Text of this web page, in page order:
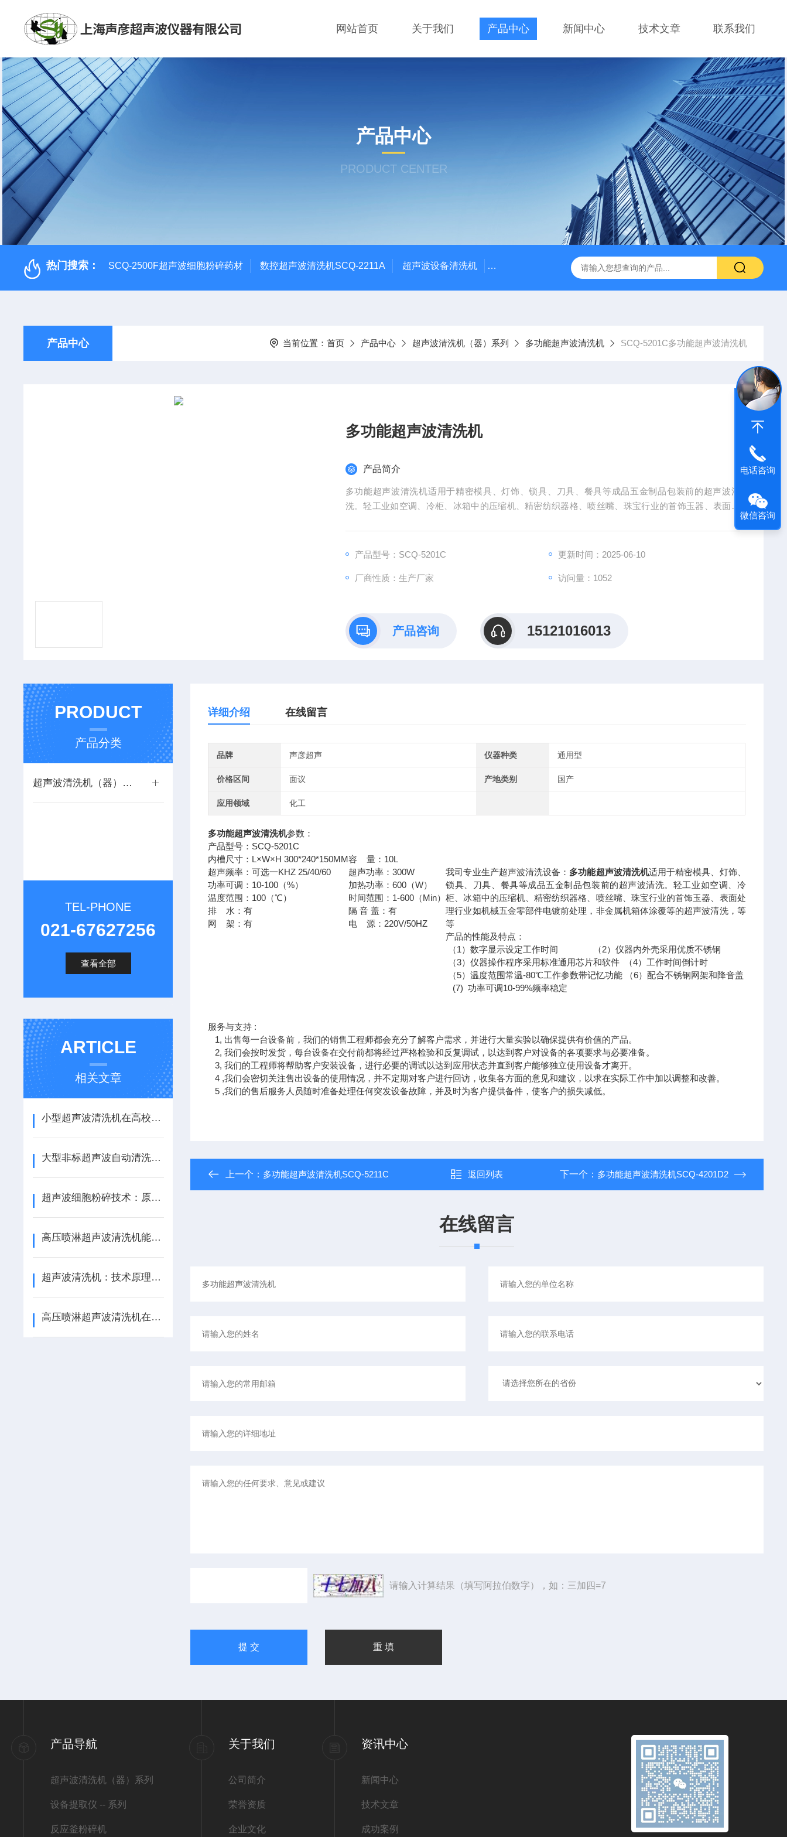
网站首页 关于我们 产品中心 新闻中心 技术文章 联系我们
产品中心
PRODUCT CENTER
热门搜索： SCQ-2500F超声波细胞粉碎药材 数控超声波清洗机SCQ-2211A 超声波设备清洗机 数控超声波清洗机1001A 数控超声波清洗机SCQ-250B1 SCQ-
产品中心 当前位置： 首页 产品中心 超声波清洗机（器）系列 多功能超声波清洗机 SCQ-5201C多功能超声波清洗机
多功能超声波清洗机
产品简介
多功能超声波清洗机适用于精密模具、灯饰、锁具、刀具、餐具等成品五金制品包装前的超声波清
洗。轻工业如空调、冷柜、冰箱中的压缩机、精密纺织器格、喷丝嘴、珠宝行业的首饰玉器、表面处
产品型号：SCQ-5201C 更新时间：2025-06-10
厂商性质：生产厂家 访问量：1052
产品咨询 15121016013
PRODUCT
产品分类
超声波清洗机（器）系列
TEL-PHONE
021-67627256
查看全部
ARTICLE
相关文章
小型超声波清洗机在高校实验室学生实验中的安全操作规范
大型非标超声波自动清洗机的节能减排设计：热能回收与清洗液循环过滤系统
超声波细胞粉碎技术：原理、特点与应用深度剖析
高压喷淋超声波清洗机能够同时处理大量设备和部件
超声波清洗机：技术原理与高效应用
高压喷淋超声波清洗机在工业维护中的重要角色
详细介绍 在线留言
品牌 声彦超声 仪器种类 通用型
价格区间 面议 产地类别 国产
应用领域 化工
多功能超声波清洗机参数：
产品型号：SCQ-5201C
内槽尺寸：L×W×H 300*240*150MM容 量：10L
超声频率：可选一KHZ 25/40/60
超声功率：300W
功率可调：10-100（%）
加热功率：600（W）
温度范围：100（℃）
时间范围：1-600（Min）
排 水：有
隔 音 盖：有
网 架：有
电 源：220V/50HZ
我司专业生产超声波清洗设备： 多功能超声波清洗机适用于精密模具、灯饰、
锁具、刀具、餐具等成品五金制品包装前的超声波清洗。轻工业如空调、冷
柜、冰箱中的压缩机、精密纺织器格、喷丝嘴、珠宝行业的首饰玉器、表面处
理行业如机械五金零部件电镀前处理，非金属机箱体涂覆等的超声波清洗，等
等
产品的性能及特点：
（1）数字显示设定工作时间 （2）仪器内外壳采用优质不锈钢
（3）仪器操作程序采用标准通用芯片和软件 （4）工作时间倒计时
（5）温度范围常温-80℃工作参数带记忆功能 （6）配合不锈钢网架和降音盖
(7) 功率可调10-99%频率稳定
服务与支持 :
1, 出售每一台设备前，我们的销售工程师都会充分了解客户需求，并进行大量实验以确保提供有价值的产品。
2, 我们会按时发货，每台设备在交付前都将经过严格检验和反复调试，以达到客户对设备的各项要求与必要准备。
3, 我们的工程师将帮助客户安装设备，进行必要的调试以达到应用状态并直到客户能够独立使用设备才离开。
4 ,我们会密切关注售出设备的使用情况，并不定期对客户进行回访，收集各方面的意见和建议，以求在实际工作中加以调整和改善。
5 ,我们的售后服务人员随时准备处理任何突发设备故障，并及时为客户提供备件，使客户的损失减低。
上一个： 多功能超声波清洗机SCQ-5211C 返回列表 下一个： 多功能超声波清洗机SCQ-4201D2
在线留言
请输入计算结果（填写阿拉伯数字），如：三加四=7
产品导航
超声波清洗机（器）系列
设备提取仪 -- 系列
反应釜粉碎机
关于我们
公司简介
荣誉资质
企业文化
资讯中心
新闻中心
技术文章
成功案例
电话咨询
微信咨询